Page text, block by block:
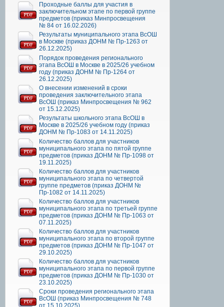
Проходные баллы для участия в
заключительном этапе по первой группе
предметов (приказ Минпросвещения
№ 84 от 16.02.2026)
Результаты муниципального этапа ВсОШ
в Москве (приказ ДОНМ № Пр-1263 от
26.12.2025)
Порядок проведения регионального
этапа ВсОШ в Москве в 2025/26 учебном
году (приказ ДОНМ № Пр-1264 от
26.12.2025)
О внесении изменений в сроки
проведения заключительного этапа
ВсОШ (приказ Минпросвещения № 962
от 15.12.2025)
Результаты школьного этапа ВсОШ в
Москве в 2025/26 учебном году (приказ
ДОНМ № Пр-1083 от 14.11.2025)
Количество баллов для участников
муниципального этапа по пятой группе
предметов (приказ ДОНМ № Пр-1098 от
19.11.2025)
Количество баллов для участников
муниципального этапа по четвертой
группе предметов (приказ ДОНМ №
Пр-1082 от 14.11.2025)
Количество баллов для участников
муниципального этапа по третьей группе
предметов (приказ ДОНМ № Пр-1063 от
07.11.2025)
Количество баллов для участников
муниципального этапа по второй группе
предметов (приказ ДОНМ № Пр-1047 от
29.10.2025)
Количество баллов для участников
муниципального этапа по первой группе
предметов (приказ ДОНМ № Пр-1030 от
23.10.2025)
Сроки проведения регионального этапа
ВсОШ (приказ Минпросвещения № 748
от 15.10.2025)